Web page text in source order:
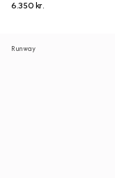
6.350 kr.
Runway